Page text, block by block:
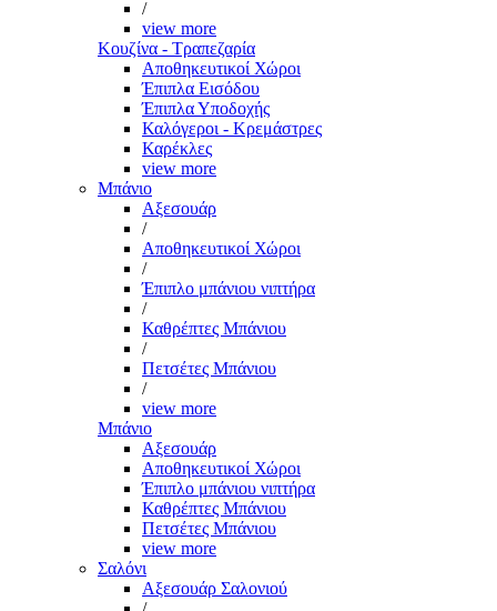
/
view more
Κουζίνα - Τραπεζαρία
Αποθηκευτικοί Χώροι
Έπιπλα Εισόδου
Έπιπλα Υποδοχής
Καλόγεροι - Κρεμάστρες
Καρέκλες
view more
Μπάνιο
Αξεσουάρ
/
Αποθηκευτικοί Χώροι
/
Έπιπλο μπάνιου νιπτήρα
/
Καθρέπτες Μπάνιου
/
Πετσέτες Μπάνιου
/
view more
Μπάνιο
Αξεσουάρ
Αποθηκευτικοί Χώροι
Έπιπλο μπάνιου νιπτήρα
Καθρέπτες Μπάνιου
Πετσέτες Μπάνιου
view more
Σαλόνι
Αξεσουάρ Σαλονιού